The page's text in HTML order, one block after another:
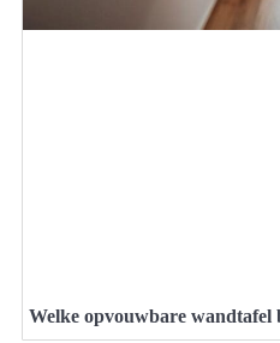
Welke opvouwbare wandtafel